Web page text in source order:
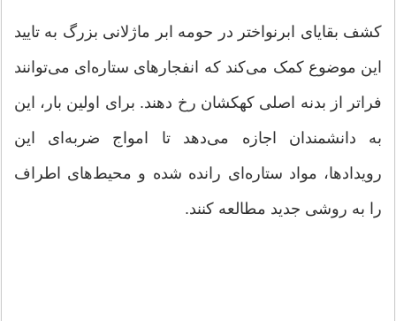
کشف بقایای ابرنواختر در حومه ابر ماژلانی بزرگ به تایید
این موضوع کمک می‌کند که انفجارهای ستاره‌ای می‌توانند
فراتر از بدنه اصلی کهکشان رخ دهند. برای اولین بار، این
به دانشمندان اجازه می‌دهد تا امواج ضربه‌ای این
رویدادها، مواد ستاره‌ای رانده شده و محیط‌های اطراف
را به روشی جدید مطالعه کنند.